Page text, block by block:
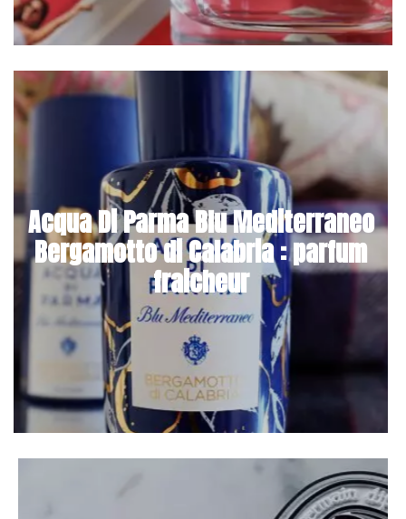
Acqua Di Parma Blu Mediterraneo
Bergamotto di Calabria : parfum
fraicheur